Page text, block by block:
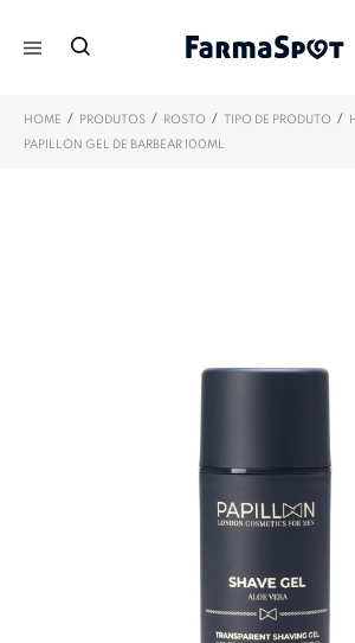
HOME / PRODUTOS / ROSTO / TIPO DE PRODUTO /
PAPILLON GEL DE BARBEAR 100ML